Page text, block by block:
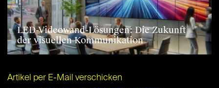
LED-Videowand-Lösungen: Die Zukunft
der visuellen Kommunikation
Artikel per E-Mail verschicken